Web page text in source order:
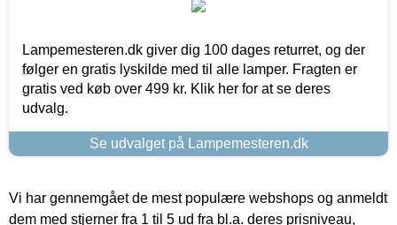
Lampemesteren.dk giver dig 100 dages returret, og der
følger en gratis lyskilde med til alle lamper. Fragten er
gratis ved køb over 499 kr. Klik her for at se deres
udvalg.
Se udvalget på Lampemesteren.dk
Vi har gennemgået de mest populære webshops og anmeldt
dem med stjerner fra 1 til 5 ud fra bl.a. deres prisniveau,